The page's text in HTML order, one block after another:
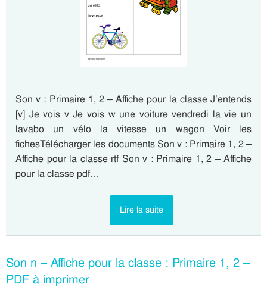
Son v : Primaire 1, 2 – Affiche pour la classe J’entends
[v] Je vois v Je vois w une voiture vendredi la vie un
lavabo un vélo la vitesse un wagon Voir les
fichesTélécharger les documents Son v : Primaire 1, 2 –
Affiche pour la classe rtf Son v : Primaire 1, 2 – Affiche
pour la classe pdf…
Lire la suite
Son n – Affiche pour la classe : Primaire 1, 2 –
PDF à imprimer